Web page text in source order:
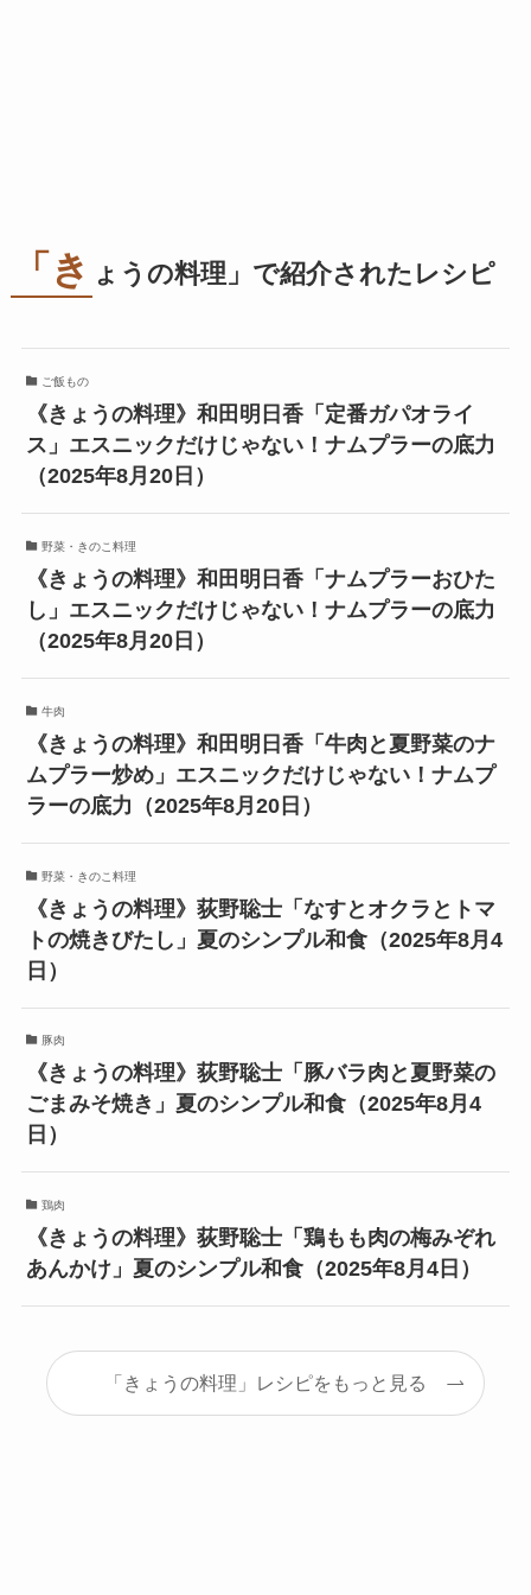
「き ょうの料理」で紹介されたレシピ
ご飯もの
《きょうの料理》和田明日香「定番ガパオライ
ス」エスニックだけじゃない！ナムプラーの底力
（2025年8月20日）
野菜・きのこ料理
《きょうの料理》和田明日香「ナムプラーおひた
し」エスニックだけじゃない！ナムプラーの底力
（2025年8月20日）
牛肉
《きょうの料理》和田明日香「牛肉と夏野菜のナ
ムプラー炒め」エスニックだけじゃない！ナムプ
ラーの底力（2025年8月20日）
野菜・きのこ料理
《きょうの料理》荻野聡士「なすとオクラとトマ
トの焼きびたし」夏のシンプル和食（2025年8月4
日）
豚肉
《きょうの料理》荻野聡士「豚バラ肉と夏野菜の
ごまみそ焼き」夏のシンプル和食（2025年8月4
日）
鶏肉
《きょうの料理》荻野聡士「鶏もも肉の梅みぞれ
あんかけ」夏のシンプル和食（2025年8月4日）
「きょうの料理」レシピをもっと見る